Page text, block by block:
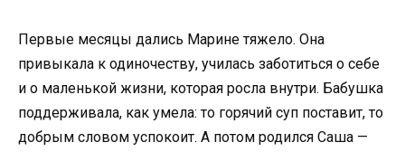
Первые месяцы дались Марине тяжело. Она
привыкала к одиночеству, училась заботиться о себе
и о маленькой жизни, которая росла внутри. Бабушка
поддерживала, как умела: то горячий суп поставит, то
добрым словом успокоит. А потом родился Саша —